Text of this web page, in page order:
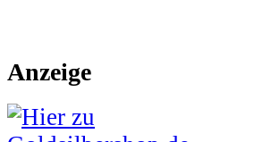
Anzeige